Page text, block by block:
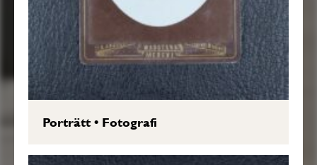
Porträtt• Fotografi